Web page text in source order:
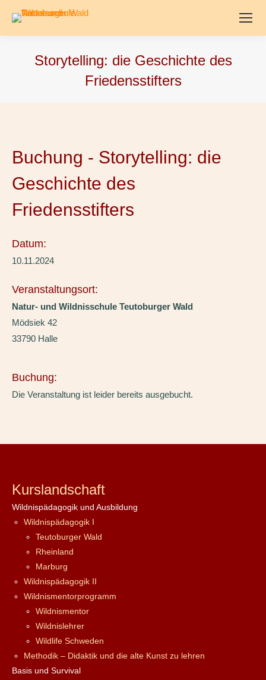
Storytelling: die Geschichte des
Friedensstifters
Buchung - Storytelling: die
Geschichte des
Friedensstifters
Datum:
10.11.2024
Veranstaltungsort:
Natur- und Wildnisschule Teutoburger Wald
Mödsiek 42
33790 Halle
Buchung:
Die Veranstaltung ist leider bereits ausgebucht.
Kurslandschaft
Wildnispädagogik und Ausbildung
Wildnispädagogik I
Teutoburger Wald
Rheinland
Marburg
Wildnispädagogik II
Wildnismentorprogramm
Wildnismentor
Wildnislehrer
Wildlife Schweden
Methodik – Didaktik und die alte Kunst zu lehren
Basis und Survival